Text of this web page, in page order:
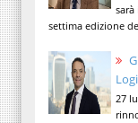
sarà
settima edizione
27